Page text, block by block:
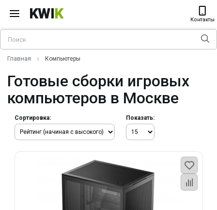
KWIK Контакты
Главная Компьютеры
Готовые сборки игровых
компьютеров в Москве
Сортировка: Показать: